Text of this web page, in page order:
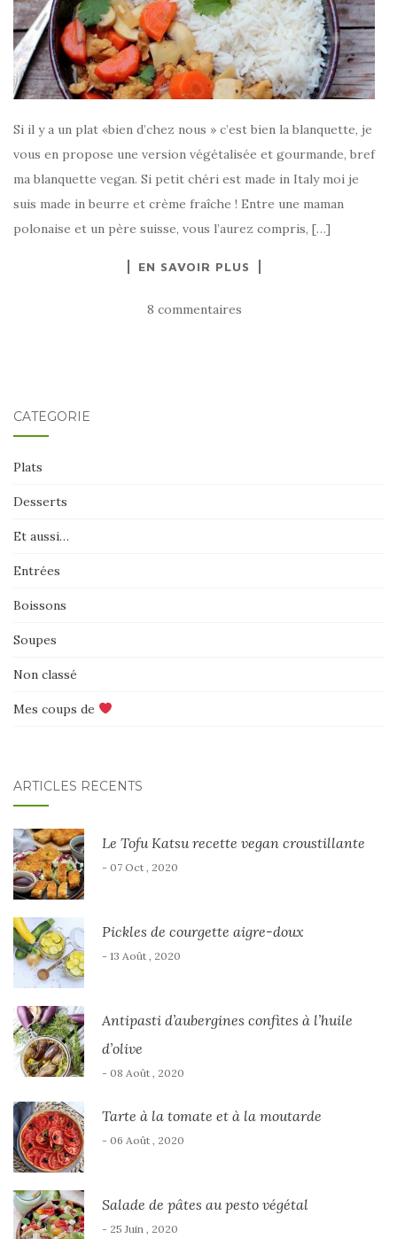
Si il y a un plat «bien d’chez nous » c’est bien la blanquette, je
vous en propose une version végétalisée et gourmande, bref
ma blanquette vegan. Si petit chéri est made in Italy moi je
suis made in beurre et crème fraîche ! Entre une maman
polonaise et un père suisse, vous l’aurez compris, […]
EN SAVOIR PLUS
8 commentaires
CATÉGORIE
Plats
Desserts
Et aussi…
Entrées
Boissons
Soupes
Non classé
Mes coups de
ARTICLES RÉCENTS
Le Tofu Katsu recette vegan croustillante
- 07 Oct , 2020
Pickles de courgette aigre-doux
- 13 Août , 2020
Antipasti d’aubergines confites à l’huile
d’olive
- 08 Août , 2020
Tarte à la tomate et à la moutarde
- 06 Août , 2020
Salade de pâtes au pesto végétal
- 25 Juin , 2020